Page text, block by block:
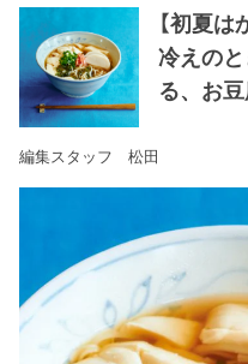
【初夏
冷えの
る、お
編集スタッフ 松田